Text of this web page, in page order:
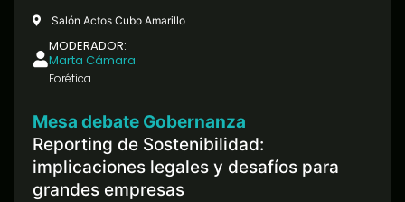
Salón Actos Cubo Amarillo
MODERADOR:
Marta Cámara
Forética
Mesa debate Gobernanza
Reporting de Sostenibilidad:
implicaciones legales y desafíos para
grandes empresas